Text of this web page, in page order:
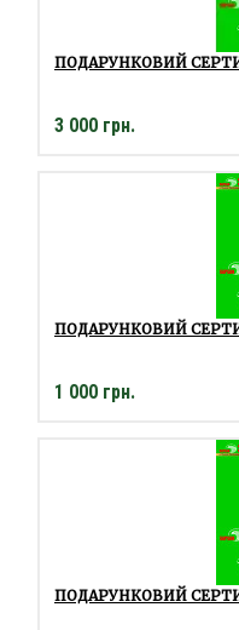
ПОДАРУНКОВИЙ
3 000 грн.
ПОДАРУНКОВИЙ
1 000 грн.
ПОДАРУНКОВИЙ